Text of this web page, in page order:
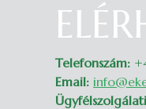
Telefonszám:
Email: